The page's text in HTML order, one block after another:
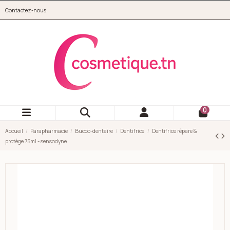
Contactez-nous
0
Accueil Parapharmacie Bucco-dentaire Dentifrice
Dentifrice répare &
protège 75ml - sensodyne